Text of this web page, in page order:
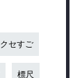
クセすご
標尺